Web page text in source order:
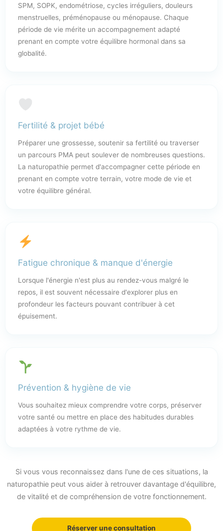
SPM, SOPK, endométriose, cycles irréguliers, douleurs
menstruelles, préménopause ou ménopause. Chaque
période de vie mérite un accompagnement adapté
prenant en compte votre équilibre hormonal dans sa
globalité.
Fertilité & projet bébé
Préparer une grossesse, soutenir sa fertilité ou traverser
un parcours PMA peut soulever de nombreuses questions.
La naturopathie permet d'accompagner cette période en
prenant en compte votre terrain, votre mode de vie et
votre équilibre général.
Fatigue chronique & manque d'énergie
Lorsque l'énergie n'est plus au rendez-vous malgré le
repos, il est souvent nécessaire d'explorer plus en
profondeur les facteurs pouvant contribuer à cet
épuisement.
Prévention & hygiène de vie
Vous souhaitez mieux comprendre votre corps, préserver
votre santé ou mettre en place des habitudes durables
adaptées à votre rythme de vie.
Si vous vous reconnaissez dans l'une de ces situations, la
naturopathie peut vous aider à retrouver davantage d'équilibre,
de vitalité et de compréhension de votre fonctionnement.
Réserver une consultation